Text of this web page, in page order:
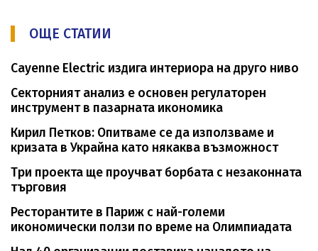
ОЩЕ СТАТИИ
Cayenne Electric издига интериора на друго ниво
Секторният анализ е основен регулаторен
инструмент в пазарната икономика
Кирил Петков: Опитваме се да използваме и
кризата в Украйна като някаква възможност
Три проекта ще проучват борбата с незаконната
търговия
Ресторантите в Париж с най-големи
икономически ползи по време на Олимпиадата